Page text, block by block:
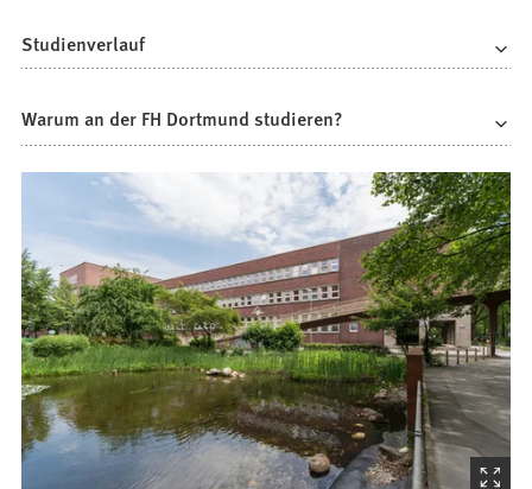
Studienverlauf
Warum an der FH Dortmund studieren?
(Startet